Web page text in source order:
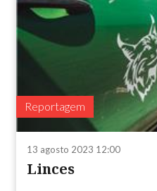
Reportagem
13 agosto 2023 12:00
Linces